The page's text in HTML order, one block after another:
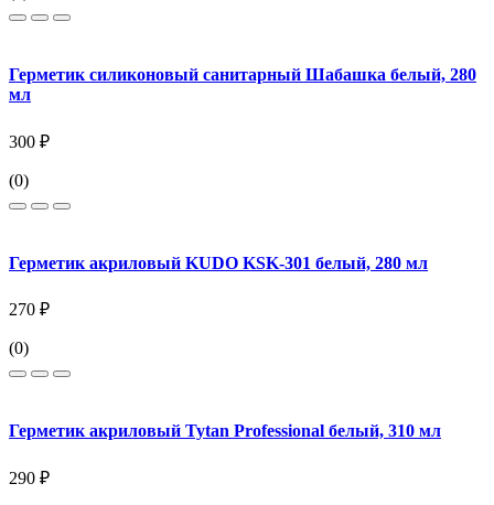
Герметик силиконовый санитарный Шабашка белый, 280
мл
300 ₽
(0)
Герметик акриловый KUDO KSK-301 белый, 280 мл
270 ₽
(0)
Герметик акриловый Tytan Professional белый, 310 мл
290 ₽